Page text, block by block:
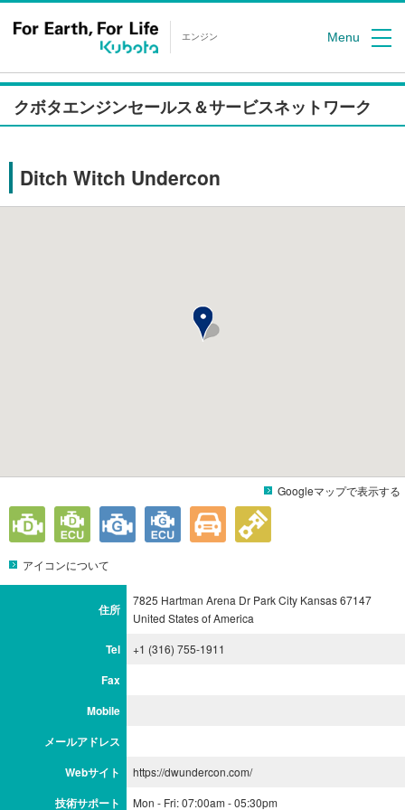
エンジン Menu
クボタエンジンセールス＆サービスネットワーク
Ditch Witch Undercon
Googleマップで表示する
アイコンについて
住所
7825 Hartman Arena Dr Park City Kansas 67147
United States of America
Tel +1 (316) 755-1911
Fax
Mobile
メールアドレス
Webサイト
https://dwundercon.com/
技術サポート Mon - Fri: 07:00am - 05:30pm